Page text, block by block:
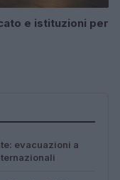
e istituzioni per
evacuazioni a